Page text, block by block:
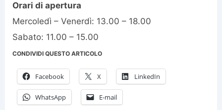
Orari di apertura
Mercoledì – Venerdì: 13.00 – 18.00
Sabato: 11.00 – 15.00
CONDIVIDI QUESTO ARTICOLO
Facebook X LinkedIn
WhatsApp E-mail